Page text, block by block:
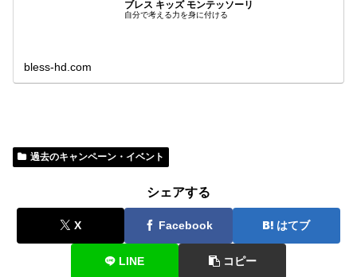
ブレス キッズ モンテッソーリ
自分で考える力を身に付ける
bless-hd.com
過去のキャンペーン・イベント
シェアする
X Facebook はてブ
LINE コピー